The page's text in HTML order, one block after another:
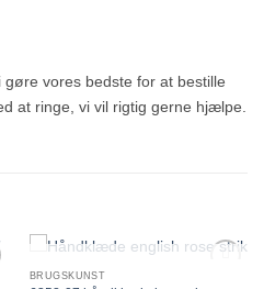
vores bedste for at bestille
at ringe, vi vil rigtig gerne hjælpe.
IKKE PÅ LAGER
BRUGSKUNST